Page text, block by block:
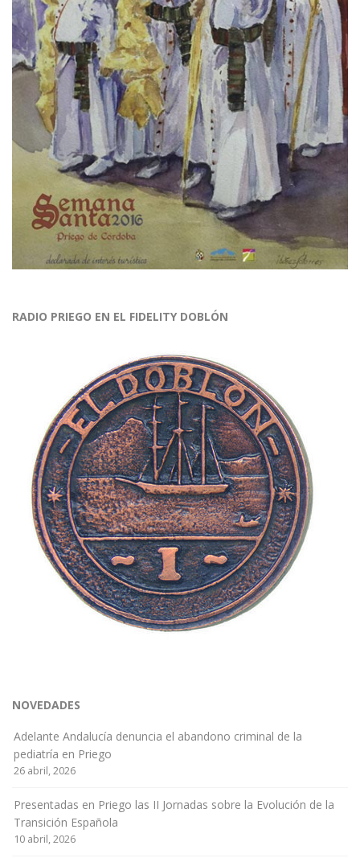
RADIO PRIEGO EN EL FIDELITY DOBLÓN
NOVEDADES
Adelante Andalucía denuncia el abandono criminal de la
pediatría en Priego
26 abril, 2026
Presentadas en Priego las II Jornadas sobre la Evolución de la
Transición Española
10 abril, 2026